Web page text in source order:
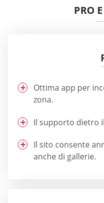
PRO
Ottima app per
zona.
Il supporto dietro
Il sito consente
anche di gallerie.